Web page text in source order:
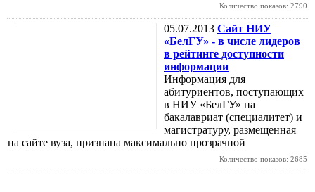
Количество показов: 2790
05.07.2013 Сайт НИУ
«БелГУ» - в числе лидеров
в рейтинге доступности
информации
Информация для
абитуриентов, поступающих
в НИУ «БелГУ» на
бакалавриат (специалитет) и
магистратуру, размещенная
на сайте вуза, признана максимально прозрачной
Количество показов: 2685